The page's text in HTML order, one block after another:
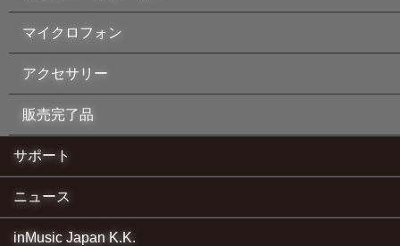
マイクロフォン
アクセサリー
販売完了品
サポート
ニュース
inMusic Japan K.K.